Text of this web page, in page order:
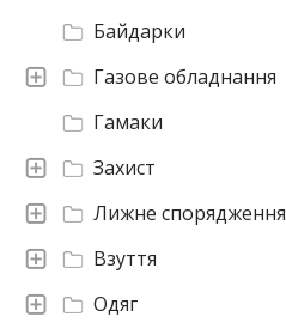
Одяг
Взуття
Лижне спорядження
Захист
Гамаки
Газове обладнання
Байдарки